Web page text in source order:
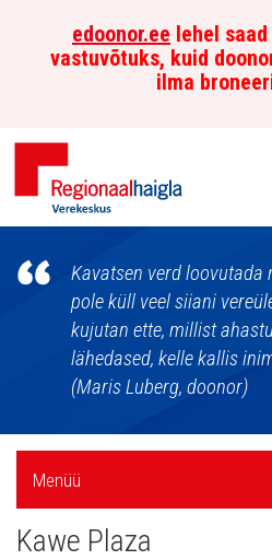
edoonor.ee lehel
vastuvõtuks, kuid
ilma
Põhja-
Eesti
Verekeskus
Kavatsen verd
pole küll veel siiani
kujutan ette, millist
lähedased, kelle kallis
(Maris Luberg, doonor)
Külgpaani
navigatsioon
Menüü
Kawe Plaza